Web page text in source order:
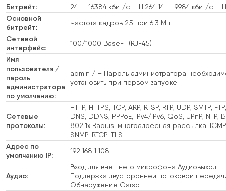
Битрейт: 24 … 16384 кбит/с – H.264 14 … 9984 кбит/с –
Основной
битрейт:
Частота кадров 25 при 6,3 Мп
Сетевой
интерфейс:
100/1000 Base-T (RJ-45)
Имя
пользователя /
пароль
администратора
по умолчанию:
admin / – Пароль администратора
установить при первом запуске.
Сетевые
протоколы:
HTTP, HTTPS, TCP, ARP, RTSP, RTP, UDP, SMTP,
DNS, DDNS, PPPoE, IPv4/IPv6, QoS, UPnP, NTP,
802.1x Radius, многоадресная рассылка,
SNMP, RTCP, TLS
Адрес по
умолчанию IP:
192.168.1.108
Аудио:
Вход для внешнего микрофона Аудиовыход
Поддержка двусторонней потоковой
Обнаружение Garso